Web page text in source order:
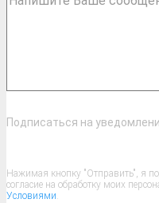
Подписаться на
Нажимая кнопку "Отправить", я
согласие на обработку моих
Условиями.